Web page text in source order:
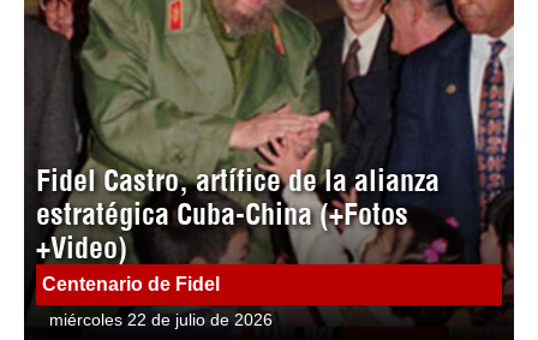
Fidel Castro, artífice de la alianza
estratégica Cuba-China (+Fotos
+Video)
Centenario de Fidel
miércoles 22 de julio de 2026